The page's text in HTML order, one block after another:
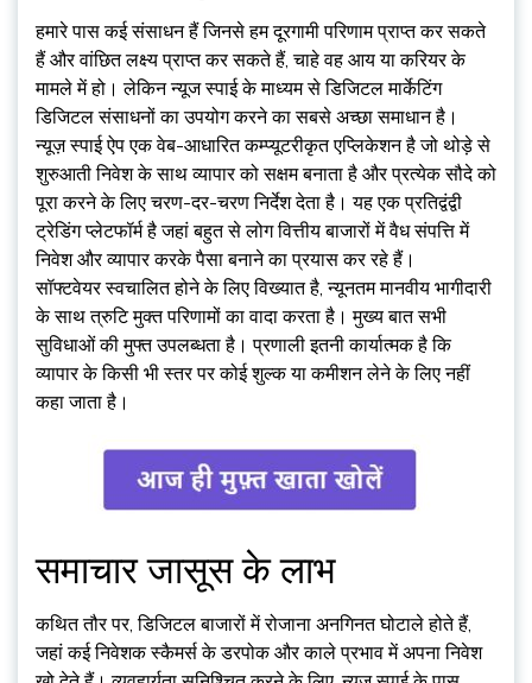
हमारे पास कई संसाधन हैं जिनसे हम दूरगामी परिणाम प्राप्त कर सकते
हैं और वांछित लक्ष्य प्राप्त कर सकते हैं, चाहे वह आय या करियर के
मामले में हो। लेकिन न्यूज स्पाई के माध्यम से डिजिटल मार्केटिंग
डिजिटल संसाधनों का उपयोग करने का सबसे अच्छा समाधान है।
न्यूज़ स्पाई ऐप एक वेब-आधारित कम्प्यूटरीकृत एप्लिकेशन है जो थोड़े से
शुरुआती निवेश के साथ व्यापार को सक्षम बनाता है और प्रत्येक सौदे को
पूरा करने के लिए चरण-दर-चरण निर्देश देता है। यह एक प्रतिद्वंद्वी
ट्रेडिंग प्लेटफॉर्म है जहां बहुत से लोग वित्तीय बाजारों में वैध संपत्ति में
निवेश और व्यापार करके पैसा बनाने का प्रयास कर रहे हैं।
सॉफ्टवेयर स्वचालित होने के लिए विख्यात है, न्यूनतम मानवीय भागीदारी
के साथ त्रुटि मुक्त परिणामों का वादा करता है। मुख्य बात सभी
सुविधाओं की मुफ्त उपलब्धता है। प्रणाली इतनी कार्यात्मक है कि
व्यापार के किसी भी स्तर पर कोई शुल्क या कमीशन लेने के लिए नहीं
कहा जाता है।
समाचार जासूस के लाभ
कथित तौर पर, डिजिटल बाजारों में रोजाना अनगिनत घोटाले होते हैं,
जहां कई निवेशक स्कैमर्स के डरपोक और काले प्रभाव में अपना निवेश